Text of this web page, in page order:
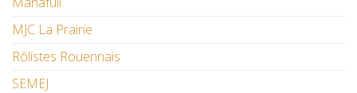
MJC La Prairie
Rôlistes Rouennais
SEMEJ